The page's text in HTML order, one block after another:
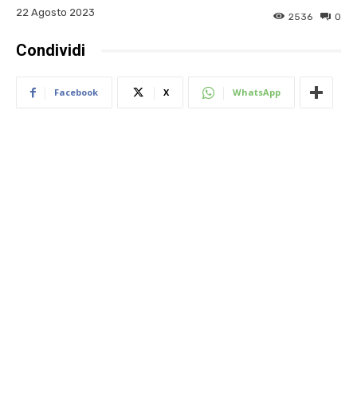
22 Agosto 2023 0
2536
Condividi
Facebook X WhatsApp